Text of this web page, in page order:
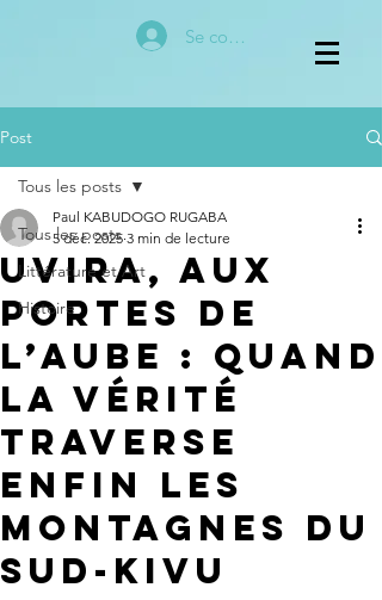
Se connecter
Post
Tous les posts
Littérature et Art
Histoire
Tous les posts
Uvira, aux
Portes de
l’Aube : Quand
la Vérité
Traverse
enfin les
Montagnes du
Sud-Kivu
Paul KABUDOGO RUGABA
5 déc. 2025 3 min de lecture